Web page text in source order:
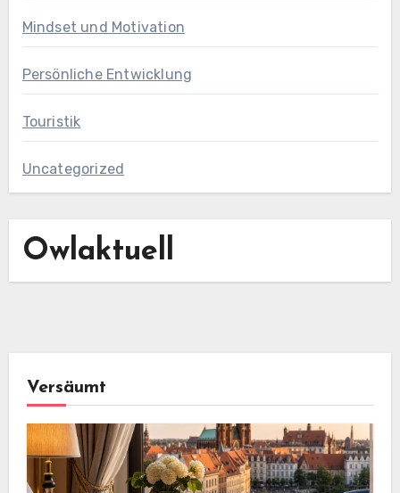
Mindset und Motivation
Persönliche Entwicklung
Touristik
Uncategorized
Owlaktuell
Versäumt